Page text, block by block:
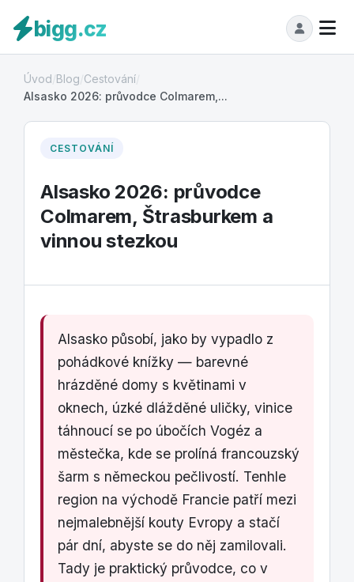
bigg.cz
Úvod Blog Cestování
Alsasko 2026: průvodce Colmarem,...
CESTOVÁNÍ
Alsasko 2026: průvodce
Colmarem, Štrasburkem a
vinnou stezkou
Alsasko působí, jako by vypadlo z
pohádkové knížky — barevné
hrázděné domy s květinami v
oknech, úzké dlážděné uličky, vinice
táhnoucí se po úbočích Vogéz a
městečka, kde se prolíná francouzský
šarm s německou pečlivostí. Tenhle
region na východě Francie patří mezi
nejmalebnější kouty Evropy a stačí
pár dní, abyste se do něj zamilovali.
Tady je praktický průvodce, co v